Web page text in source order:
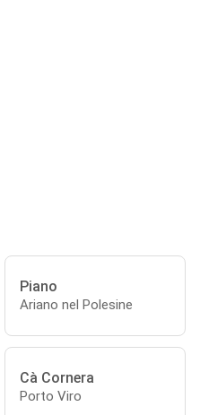
Piano
Ariano nel Polesine
Cà Cornera
Porto Viro